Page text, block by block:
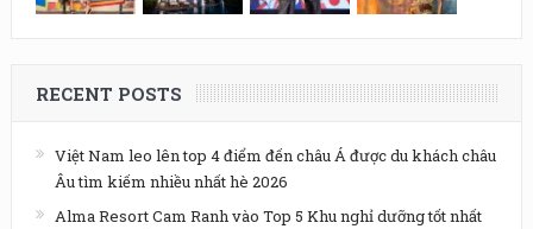
RECENT POSTS
Việt Nam leo lên top 4 điểm đến châu Á được du khách châu
Âu tìm kiếm nhiều nhất hè 2026
Alma Resort Cam Ranh vào Top 5 Khu nghỉ dưỡng tốt nhất